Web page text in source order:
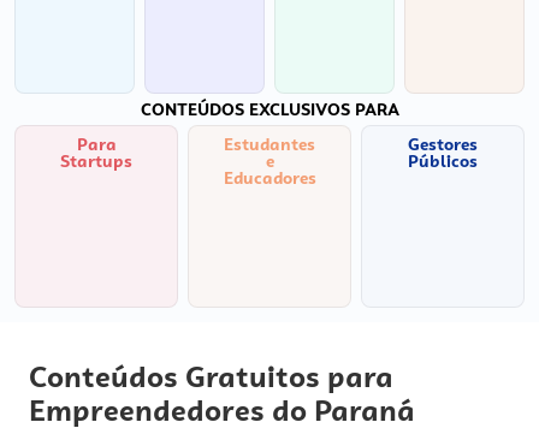
CONTEÚDOS EXCLUSIVOS PARA
Para
Startups
Estudantes
e
Educadores
Gestores
Públicos
Conteúdos Gratuitos para
Empreendedores do Paraná